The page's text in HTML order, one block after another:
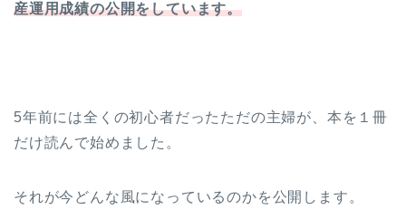
産運用成績の公開をしています。
5年前には全くの初心者だったただの主婦が、本を１冊
だけ読んで始めました。
それが今どんな風になっているのかを公開します。